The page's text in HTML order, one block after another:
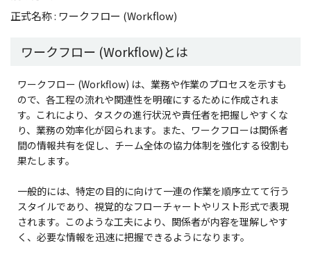
正式名称 : ワークフロー (Workflow)
ワークフロー (Workflow)とは
ワークフロー (Workflow) は、業務や作業のプロセスを示すも
ので、各工程の流れや関連性を明確にするために作成されま
す。これにより、タスクの進行状況や責任者を把握しやすくな
り、業務の効率化が図られます。また、ワークフローは関係者
間の情報共有を促し、チーム全体の協力体制を強化する役割も
果たします。
一般的には、特定の目的に向けて一連の作業を順序立てて行う
スタイルであり、視覚的なフローチャートやリスト形式で表現
されます。このような工夫により、関係者が内容を理解しやす
く、必要な情報を迅速に把握できるようになります。